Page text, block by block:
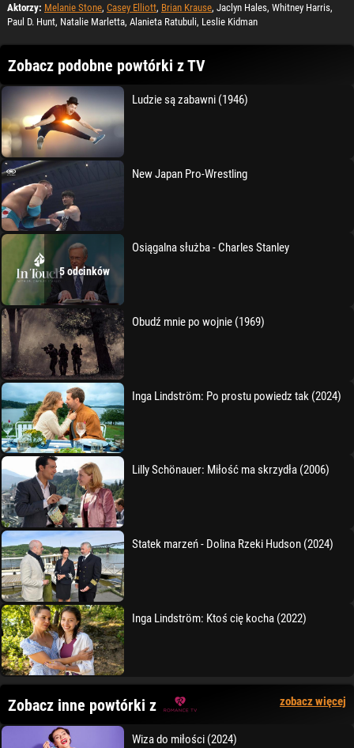
Aktorzy: Melanie Stone, Casey Elliott, Brian Krause, Jaclyn Hales, Whitney Harris,
Paul D. Hunt, Natalie Marletta, Alanieta Ratubuli, Leslie Kidman
Zobacz podobne powtórki z TV
Ludzie są zabawni (1946)
New Japan Pro-Wrestling
5 odcinków
Osiągalna służba - Charles Stanley
Obudź mnie po wojnie (1969)
Inga Lindström: Po prostu powiedz tak (2024)
Lilly Schönauer: Miłość ma skrzydła (2006)
Statek marzeń - Dolina Rzeki Hudson (2024)
Inga Lindström: Ktoś cię kocha (2022)
Zobacz inne powtórki z zobacz więcej
Wiza do miłości (2024)